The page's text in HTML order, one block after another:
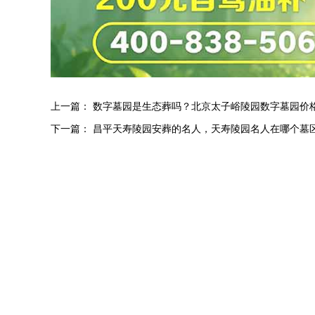
上一篇： 数字墓园是生态葬吗？北京太子峪陵园数字墓园价
下一篇： 昌平天寿陵园安葬的名人，天寿陵园名人在哪个墓